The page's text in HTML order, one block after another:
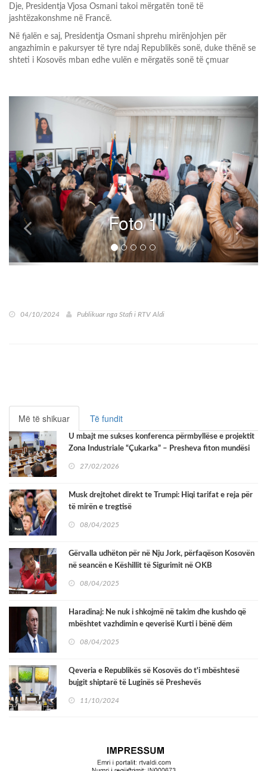
Dje, Presidentja Vjosa Osmani takoi mërgatën tonë të
jashtëzakonshme në Francë.
Në fjalën e saj, Presidentja Osmani shprehu mirënjohjen për
angazhimin e pakursyer të tyre ndaj Republikës sonë, duke thënë se
shteti i Kosovës mban edhe vulën e mërgatës sonë të çmuar
Foto 1
04/10/2024 Publikuar nga Stafi i RTV Aldi
Më të shikuar Të fundit
U mbajt me sukses konferenca përmbyllëse e projektit
Zona Industriale “Çukarka” – Presheva fiton mundësi
27/02/2026
Musk drejtohet direkt te Trumpi: Hiqi tarifat e reja për
të mirën e tregtisë
08/04/2025
Gërvalla udhëton për në Nju Jork, përfaqëson Kosovën
në seancën e Këshillit të Sigurimit në OKB
08/04/2025
Haradinaj: Ne nuk i shkojmë në takim dhe kushdo që
mbështet vazhdimin e qeverisë Kurti i bënë dëm
08/04/2025
Qeveria e Republikës së Kosovës do t'i mbështesë
bujgit shiptarë të Luginës së Preshevës
11/10/2024